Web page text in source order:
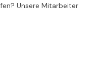
Unsere Mitarbeiter